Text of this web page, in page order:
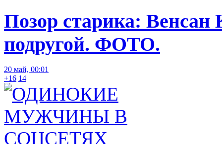
Позор старика: Венсан
подругой. ФОТО.
20 май, 00:01
+16 14